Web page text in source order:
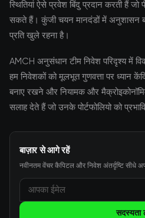
स्थितियां ऐसे प्रवेश बिंदु प्रदान करती हैं
सकते हैं। कुंजी चयन मानदंडों में अनुशासन
प्रति खुले रहना है।
AMCH अनुसंधान टीम निवेश परिदृश्य में
हम निवेशकों को मूलभूत गुणवत्ता पर ध्यान
बनाए रखने और नियामक और
सलाह देते हैं जो उनके पोर्टफोलियो को
बाज़ार से आगे रहें
नवीनतम वेंचर कैपिटल और निवेश अंतर्दृष्टि सीधे
सदस्यता